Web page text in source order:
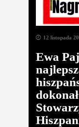
12 listopada
Ewa